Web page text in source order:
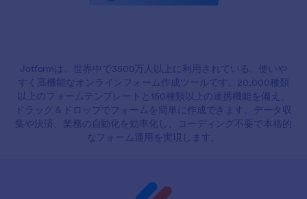
Jotformは、世界中で3500万人以上に利用されている、使いや
すく高機能なオンラインフォーム作成ツールです。20,000種類
以上のフォームテンプレートと150種類以上の連携機能を備え、
ドラッグ＆ドロップでフォームを簡単に作成できます。データ収
集や決済、業務の自動化を効率化し、コーディング不要で本格的
なフォーム運用を実現します。